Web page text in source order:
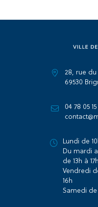
28, rue
69530
04 78 05 15
Lundi de
Du mardi
de 13h à 17h
Vendredi
16h
Samedi de